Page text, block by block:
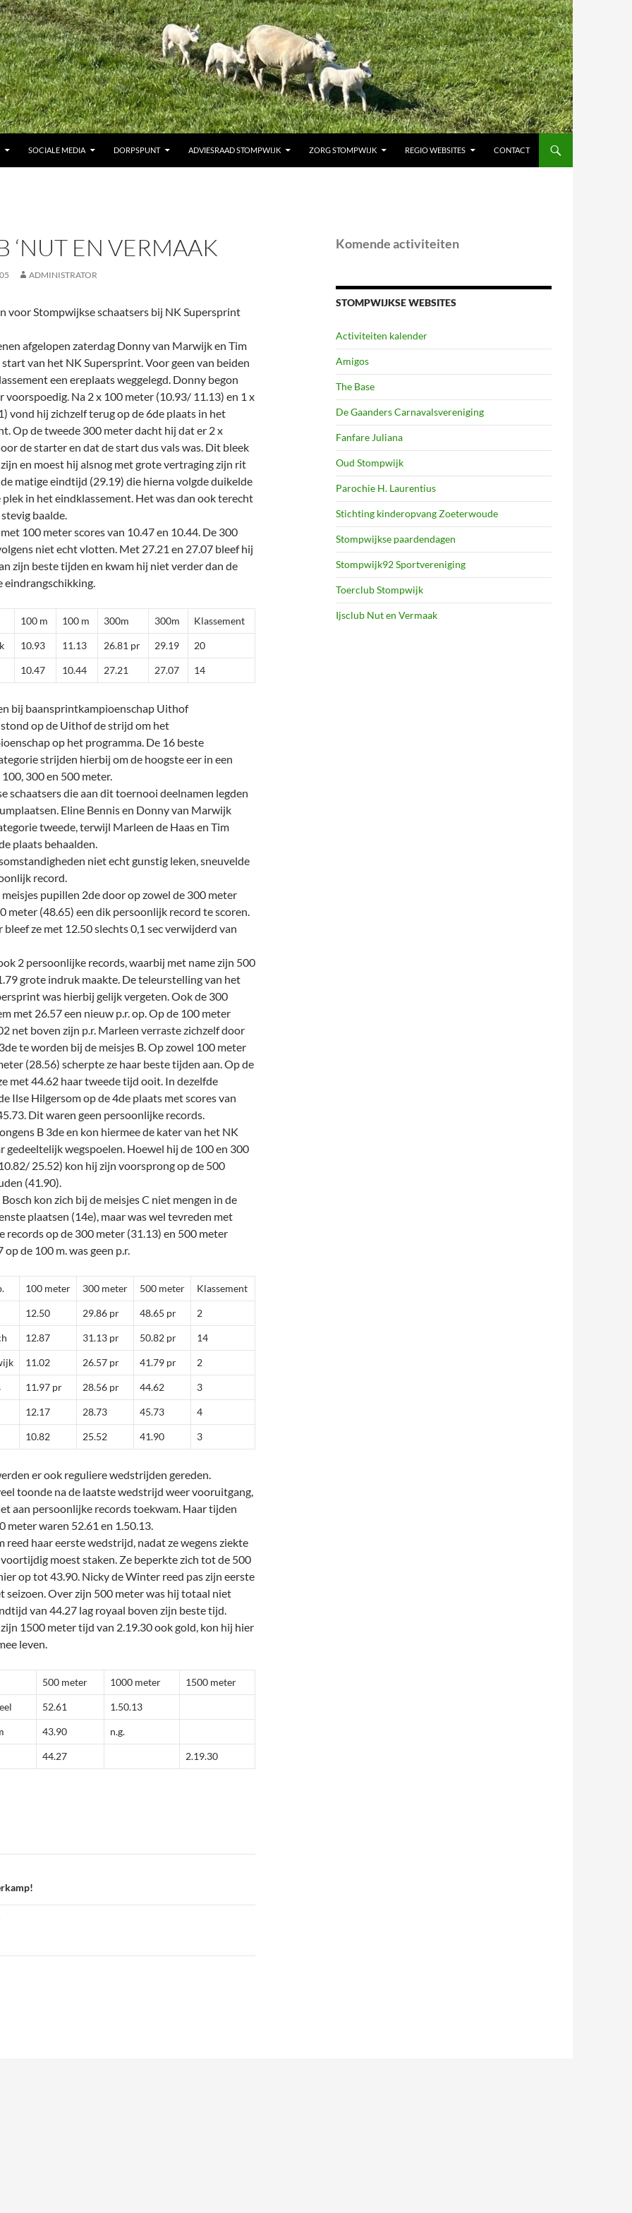
SOCIALE MEDIA DORPSPUNT ADVIESRAAD STOMPWIJK ZORG STOMPWIJK REGIO WEBSITES CONTACT
‘NUT EN VERMAAK
ADMINISTRATOR
voor Stompwijkse schaatsers bij NK Supersprint
afgelopen zaterdag Donny van Marwijk en Tim
start van het NK Supersprint. Voor geen van beiden
een ereplaats weggelegd. Donny begon
voorspoedig. Na 2 x 100 meter (10.93/ 11.13) en 1 x
vond hij zichzelf terug op de 6de plaats in het
Op de tweede 300 meter dacht hij dat er 2 x
de starter en dat de start dus vals was. Dit bleek
en moest hij alsnog met grote vertraging zijn rit
matige eindtijd (29.19) die hierna volgde duikelde
plek in het eindklassement. Het was dan ook terecht
baalde.
100 meter scores van 10.47 en 10.44. De 300
niet echt vlotten. Met 27.21 en 27.07 bleef hij
zijn beste tijden en kwam hij niet verder dan de
eindrangschikking.
100 m 100 m 300m 300m Klassement
10.93 11.13 26.81 pr 29.19 20
10.47 10.44 27.21 27.07 14
bij baansprintkampioenschap Uithof
op de Uithof de strijd om het
op het programma. De 16 beste
strijden hierbij om de hoogste eer in een
300 en 500 meter.
schaatsers die aan dit toernooi deelnamen legden
Eline Bennis en Donny van Marwijk
tweede, terwijl Marleen de Haas en Tim
plaats behaalden.
niet echt gunstig leken, sneuvelde
record.
pupillen 2de door op zowel de 300 meter
meter (48.65) een dik persoonlijk record te scoren.
ze met 12.50 slechts 0,1 sec verwijderd van
2 persoonlijke records, waarbij met name zijn 500
grote indruk maakte. De teleurstelling van het
was hierbij gelijk vergeten. Ook de 300
met 26.57 een nieuw p.r. op. Op de 100 meter
net boven zijn p.r. Marleen verraste zichzelf door
te worden bij de meisjes B. Op zowel 100 meter
(28.56) scherpte ze haar beste tijden aan. Op de
met 44.62 haar tweede tijd ooit. In dezelfde
Ilse Hilgersom op de 4de plaats met scores van
Dit waren geen persoonlijke records.
B 3de en kon hiermee de kater van het NK
gedeeltelijk wegspoelen. Hoewel hij de 100 en 300
25.52) kon hij zijn voorsprong op de 500
(41.90).
kon zich bij de meisjes C niet mengen in de
plaatsen (14e), maar was wel tevreden met
records op de 300 meter (31.13) en 500 meter
op de 100 m. was geen p.r.
100 meter 300 meter 500 meter Klassement
12.50 29.86 pr 48.65 pr 2
12.87 31.13 pr 50.82 pr 14
11.02 26.57 pr 41.79 pr 2
11.97 pr 28.56 pr 44.62 3
12.17 28.73 45.73 4
10.82 25.52 41.90 3
er ook reguliere wedstrijden gereden.
toonde na de laatste wedstrijd weer vooruitgang,
aan persoonlijke records toekwam. Haar tijden
meter waren 52.61 en 1.50.13.
reed haar eerste wedstrijd, nadat ze wegens ziekte
moest staken. Ze beperkte zich tot de 500
op tot 43.90. Nicky de Winter reed pas zijn eerste
seizoen. Over zijn 500 meter was hij totaal niet
van 44.27 lag royaal boven zijn beste tijd.
1500 meter tijd van 2.19.30 ook gold, kon hij hier
leven.
500 meter 1000 meter 1500 meter
52.61 1.50.13
43.90 n.g.
44.27 2.19.30
Komende activiteiten
STOMPWIJKSE WEBSITES
Activiteiten kalender
Amigos
The Base
De Gaanders Carnavalsvereniging
Fanfare Juliana
Oud Stompwijk
Parochie H. Laurentius
Stichting kinderopvang Zoeterwoude
Stompwijkse paardendagen
Stompwijk92 Sportvereniging
Toerclub Stompwijk
Ijsclub Nut en Vermaak